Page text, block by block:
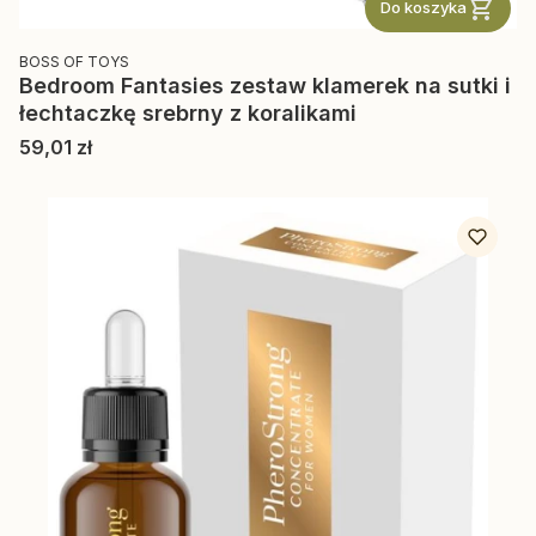
Do koszyka
PRODUCENT
BOSS OF TOYS
Bedroom Fantasies zestaw klamerek na sutki i
łechtaczkę srebrny z koralikami
Cena
59,01 zł